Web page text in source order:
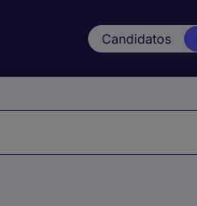
Candidatos